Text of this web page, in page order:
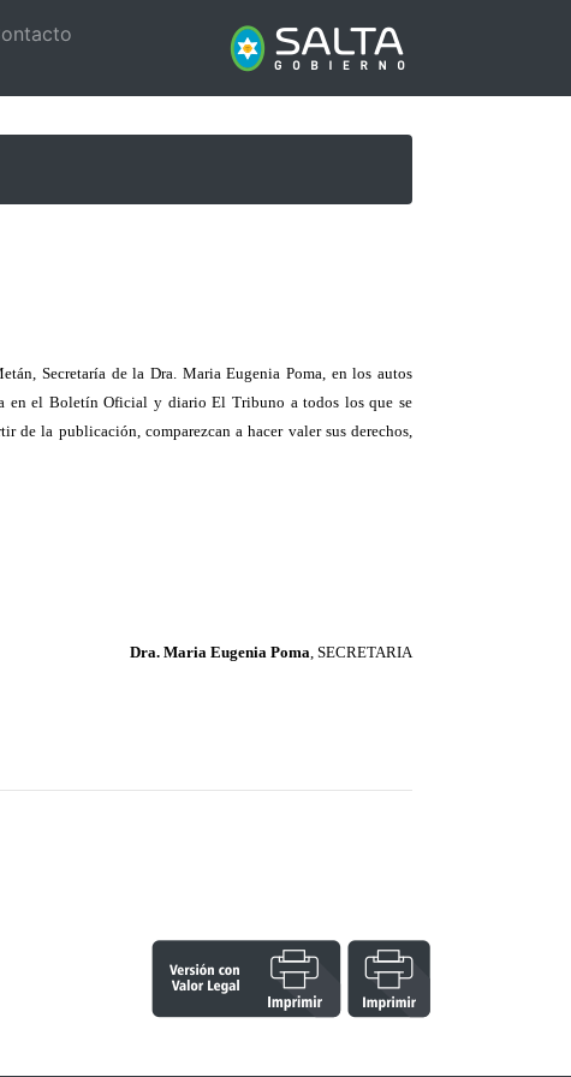
Secretaría de la Dra. Maria Eugenia Poma, en los autos
en el Boletín Oficial y diario El Tribuno a todos los que se
de la publicación, comparezcan a hacer valer sus derechos,
Dra. Maria Eugenia Poma, SECRETARIA